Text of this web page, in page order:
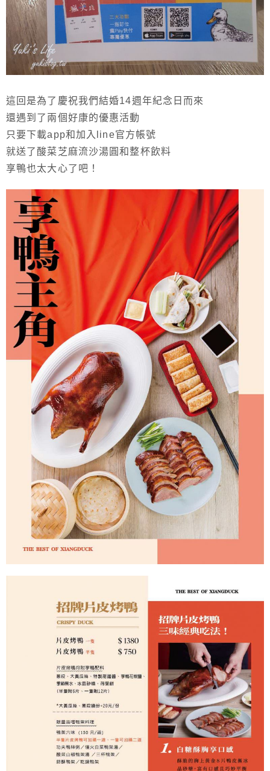
這回是為了慶祝我們結婚14週年紀念日而來
還遇到了兩個好康的優惠活動
只要下載app和加入line官方帳號
就送了酸菜芝麻流沙湯圓和整杯飲料
享鴨也太大心了吧！